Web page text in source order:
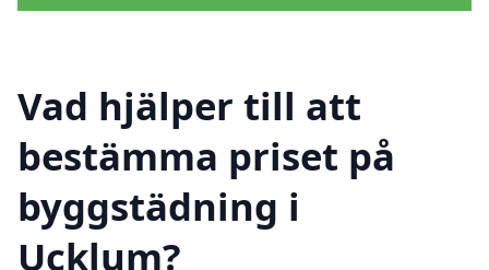
Vad hjälper till att
bestämma priset på
byggstädning i
Ucklum?